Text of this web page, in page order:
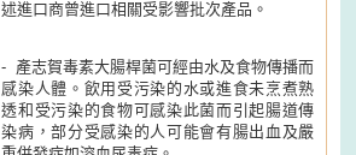
述進口商曾進口相關受影響批次產品。
- 產志賀毒素大腸桿菌可經由水及食物傳播而
感染人體。飲用受污染的水或進食未烹煮熟
透和受污染的食物可感染此菌而引起腸道傳
染病，部分受感染的人可能會有腸出血及嚴